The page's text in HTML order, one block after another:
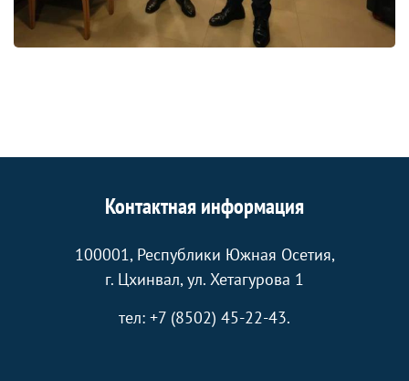
Контактная информация
100001, Республики Южная Осетия,
г. Цхинвал, ул. Хетагурова 1
тел: +7 (8502) 45-22-43.